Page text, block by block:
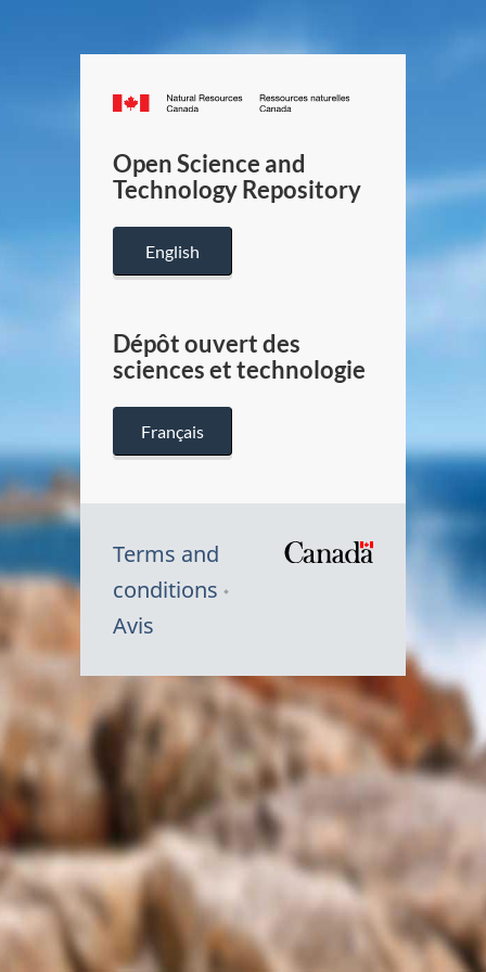
Canada.ca
/
Canada
Open Science and
Technology Repository
English
Dépôt ouvert des
sciences et technologie
Français
Terms and
conditions
Avis
Symbole
du
Canada